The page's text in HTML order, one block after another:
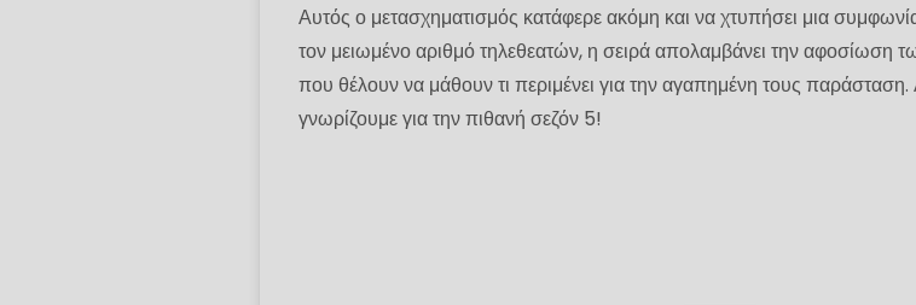
Αυτός ο μετασχηματισμός κατάφερε ακόμη και να χτυπήσει μια
τον μειωμένο αριθμό τηλεθεατών, η σειρά απολαμβάνει την αφοσίωση
που θέλουν να μάθουν τι περιμένει για την αγαπημένη τους
γνωρίζουμε για την πιθανή σεζόν 5!